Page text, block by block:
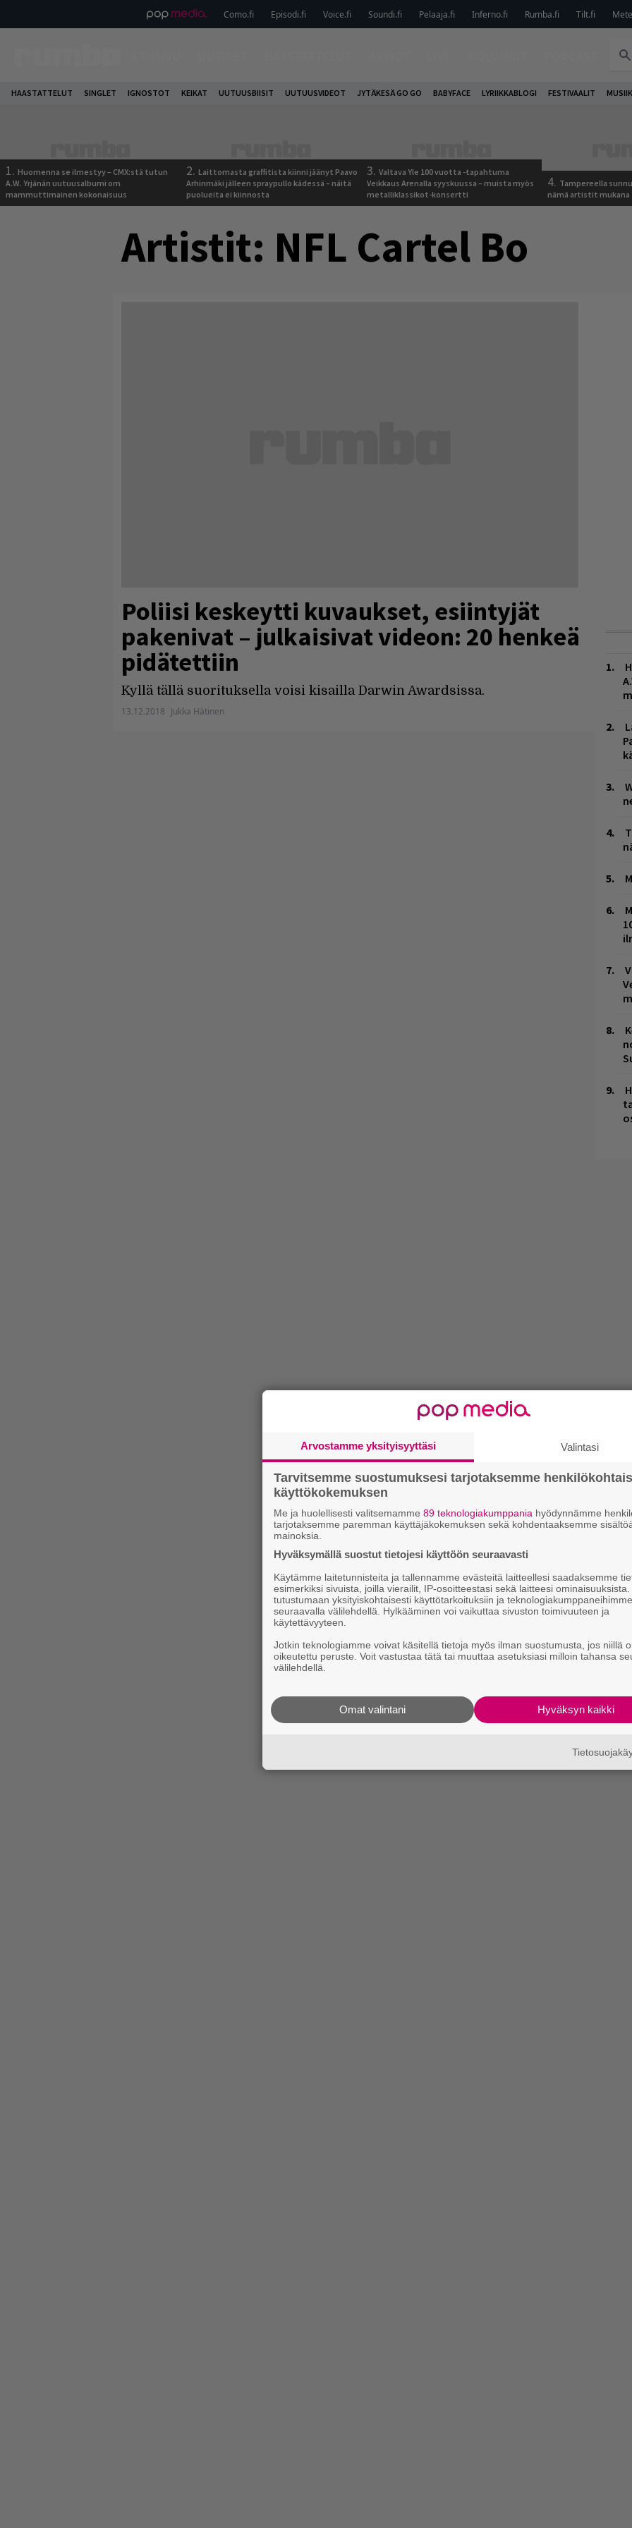
Como.fi Episodi.fi Voice.fi Soundi.fi Pelaaja.fi Inferno.fi Rumba.fi Tilt.fi
HAASTATTELUT SINGLET IGNOSTOT KEIKAT UUTUUSBIISIT UUTUUSVIDEOT JYTÄKESÄ GO GO BABYFACE LYRIIKKABLOGI FESTIVAALIT
1. Huomenna se ilmestyy – CMX:stä tutun
A.W. Yrjänän uutuusalbumi om
mammuttimainen kokonaisuus
2. Laittomasta graffitista kiinni jäänyt Paavo
Arhinmäki jälleen spraypullo kädessä – näitä
puolueita ei kiinnosta
3. Valtava Yle 100 vuotta -tapahtuma
Veikkaus Arenalla syyskuussa – muista myös
metalliklassikot-konsertti
4. Tampereella
nämä artistit mukana
Artistit: NFL Cartel Bo
Poliisi keskeytti kuvaukset, esiintyjät
pakenivat – julkaisivat videon: 20 henkeä
pidätettiin
Kyllä tällä suorituksella voisi kisailla Darwin Awardsissa.
13.12.2018 Jukka Hätinen
Arvostamme yksityisyyttäsi Valintasi
Tarvitsemme suostumuksesi tarjotaksemme
käyttökokemuksen
Me ja huolellisesti valitsemamme 89 teknologiakumppania hyödynnämme
tarjotaksemme paremman käyttäjäkokemuksen sekä kohdentaaksemme
mainoksia.
Hyväksymällä suostut tietojesi käyttöön seuraavasti
Käytämme laitetunnisteita ja tallennamme evästeitä laitteellesi saadaksemme
esimerkiksi sivuista, joilla vierailit, IP-osoitteestasi sekä laitteesi
tutustumaan yksityiskohtaisesti käyttötarkoituksiin ja teknologiakumppaneihimme
seuraavalla välilehdellä. Hylkääminen voi vaikuttaa sivuston toimivuuteen ja
käytettävyyteen.
Jotkin teknologiamme voivat käsitellä tietoja myös ilman suostumusta, jos niillä
oikeutettu peruste. Voit vastustaa tätä tai muuttaa asetuksiasi milloin tahansa
välilehdellä.
Hyväksyn kaikki
Omat valintani